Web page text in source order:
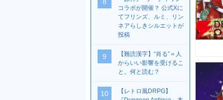
コラボが開催？ 公式Xに
てフリンズ、ルミ、リン
ネアらしきシルエットが
投稿
9
【難読漢字】“肖る”＝人
からいい影響を受けるこ
と。何と読む？
10
【レトロ風DRPG】